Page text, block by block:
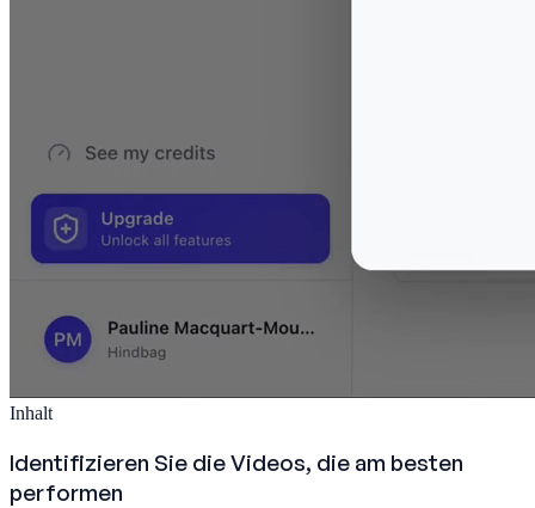
Inhalt
Identifizieren Sie die Videos, die am besten
performen